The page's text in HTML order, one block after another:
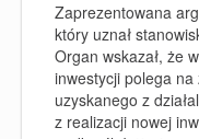
Zaprezentowana
który uznał
Organ wskazał, że
inwestycji polega
uzyskanego z
z realizacji nowej